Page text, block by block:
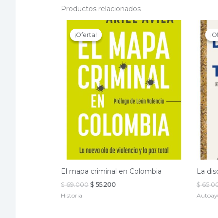
Productos relacionados
¡Oferta!
¡Oferta!
El mapa criminal en Colombia
$69.000 El
$ 55.200El
Historia
La
$